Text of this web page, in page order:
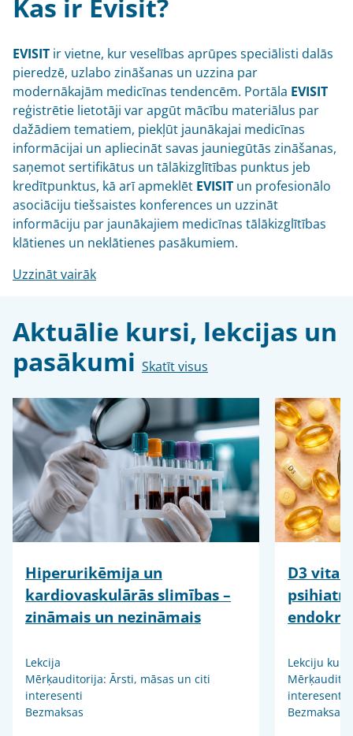
Kas ir Evisit?
EVISIT ir vietne, kur veselības aprūpes speciālisti dalās
pieredzē, uzlabo zināšanas un uzzina par
modernākajām medicīnas tendencēm. Portāla EVISIT
reģistrētie lietotāji var apgūt mācību materiālus par
dažādiem tematiem, piekļūt jaunākajai medicīnas
informācijai un apliecināt savas jauniegūtās zināšanas,
saņemot sertifikātus un tālākizglītības punktus jeb
kredītpunktus, kā arī apmeklēt EVISIT un profesionālo
asociāciju tiešsaistes konferences un uzzināt
informāciju par jaunākajiem medicīnas tālākizglītības
klātienes un neklātienes pasākumiem.
Uzzināt vairāk
Aktuālie kursi, lekcijas un
pasākumi Skatīt visus
Hiperurikēmija un
kardiovaskulārās slimības –
zināmais un nezināmais
Lekcija
Mērķauditorija: Ārsti, māsas un citi
interesenti
Bezmaksas
D3
Lekciju
interesenti
Bezmaksas